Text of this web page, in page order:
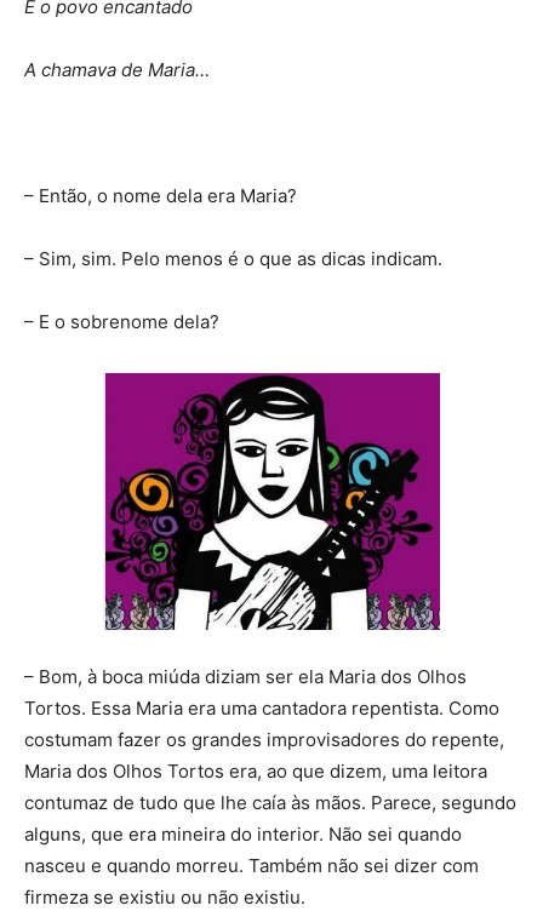
E o povo encantado
A chamava de Maria…
– Então, o nome dela era Maria?
– Sim, sim. Pelo menos é o que as dicas indicam.
– E o sobrenome dela?
– Bom, à boca miúda diziam ser ela Maria dos Olhos
Tortos. Essa Maria era uma cantadora repentista. Como
costumam fazer os grandes improvisadores do repente,
Maria dos Olhos Tortos era, ao que dizem, uma leitora
contumaz de tudo que lhe caía às mãos. Parece, segundo
alguns, que era mineira do interior. Não sei quando
nasceu e quando morreu. Também não sei dizer com
firmeza se existiu ou não existiu.